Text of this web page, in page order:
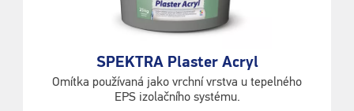
SPEKTRA Plaster Acryl
Omítka používaná jako vrchní vrstva u tepelného
EPS izolačního systému.